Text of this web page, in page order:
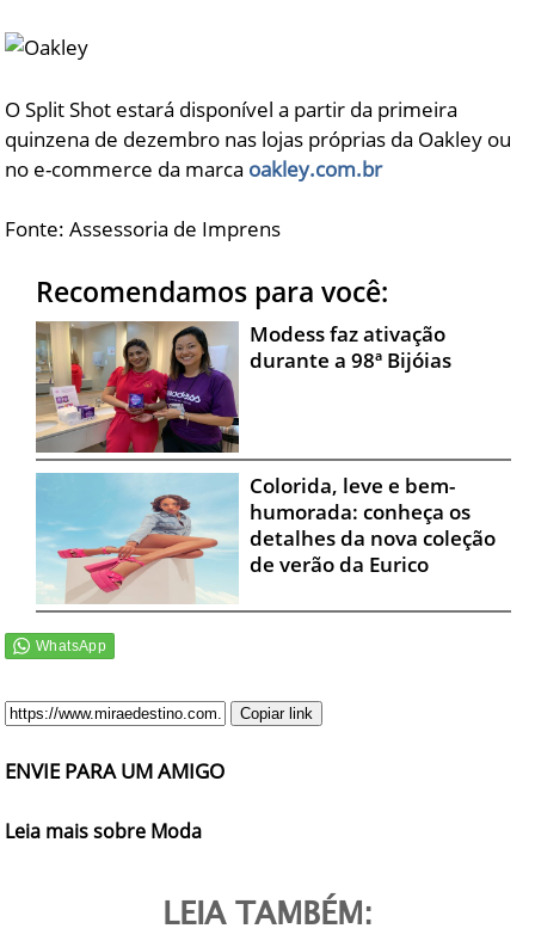
O Split Shot estará disponível a partir da primeira
quinzena de dezembro nas lojas próprias da Oakley ou
no e-commerce da marca oakley.com.br
Fonte: Assessoria de Imprens
Recomendamos para você:
Modess faz ativação
durante a 98ª Bijóias
Colorida, leve e bem-
humorada: conheça os
detalhes da nova coleção
de verão da Eurico
Copiar link
ENVIE PARA UM AMIGO
Leia mais sobre Moda
LEIA TAMBÉM: